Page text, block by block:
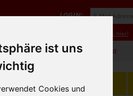
ist uns
Cookies und
LOGIN:
Neukunde? Infos hier!
office@hausfreund.at Kontakt
alkoholisch